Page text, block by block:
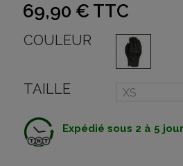
69,90 € TTC
COULEUR
TAILLE
Expédié sous 2 à 5